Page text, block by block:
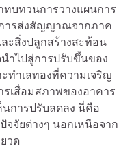
บทวนการวางแผนการ
ารส่งสัญญาณจากภาค
ะสิ่งปลูกสร้างสะท้อน
ำไปสู่การปรับขึ้นของ
ทำเลทองที่ความเจริญ
เสื่อมสภาพของอาคาร
นการปรับลดลง นี่คือ
จัยต่างๆ นอกเหนือจาก
วด